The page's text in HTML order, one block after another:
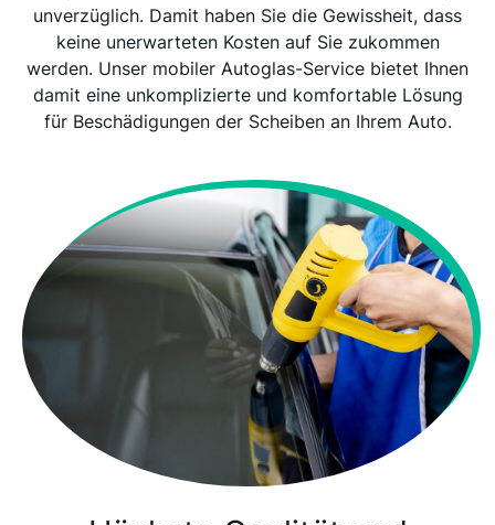
unverzüglich. Damit haben Sie die Gewissheit, dass
keine unerwarteten Kosten auf Sie zukommen
werden. Unser mobiler Autoglas-Service bietet Ihnen
damit eine unkomplizierte und komfortable Lösung
für Beschädigungen der Scheiben an Ihrem Auto.